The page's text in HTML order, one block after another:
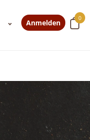
0
Anmelden